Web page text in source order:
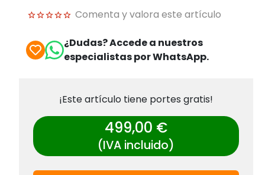
Comenta y valora este artículo
¿Dudas? Accede a nuestros
especialistas por WhatsApp.
¡Este artículo tiene portes gratis!
499,00 €
(IVA incluido)